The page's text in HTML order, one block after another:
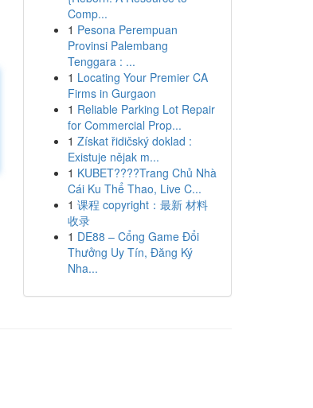
Comp...
1 Pesona Perempuan
Provinsi Palembang
Tenggara : ...
1 Locating Your Premier CA
Firms in Gurgaon
1 Reliable Parking Lot Repair
for Commercial Prop...
1 Získat řidičský doklad :
Existuje nějak m...
1 KUBET????️Trang Chủ Nhà
Cái Ku Thể Thao, Live C...
1 课程 copyright：最新 材料
收录
1 DE88 – Cổng Game Đổi
Thưởng Uy Tín, Đăng Ký
Nha...